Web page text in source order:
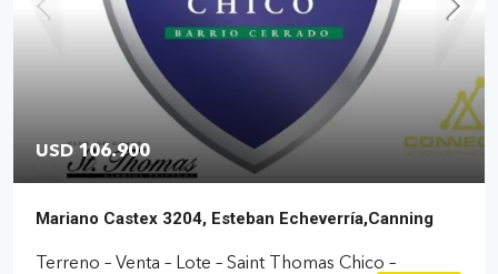
USD 106.900
Mariano Castex 3204, Esteban Echeverría,Canning
Terreno – Venta – Lote – Saint Thomas Chico –